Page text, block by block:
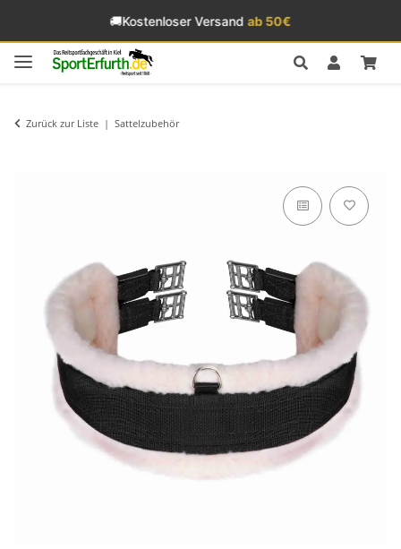
🚚Kostenloser Versandab 50€
Zurück zur Liste Sattelzubehör